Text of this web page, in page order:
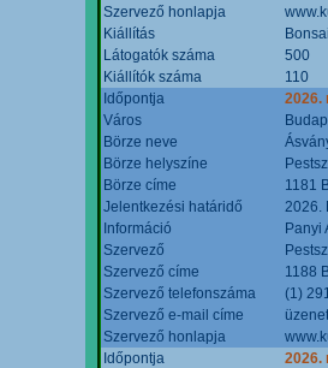
Szervező honlapja
Kiállítás
Látogatók száma
500
Kiállítók száma
110
Időpontja
2026.
Város
Börze neve
Börze helyszíne
Börze címe
1181
Jelentkezési határidő
2026.
Információ
Panyi
Szervező
Szervező címe
1188
Szervező telefonszáma
(1)
Szervező e-mail címe
Szervező honlapja
Időpontja
2026.